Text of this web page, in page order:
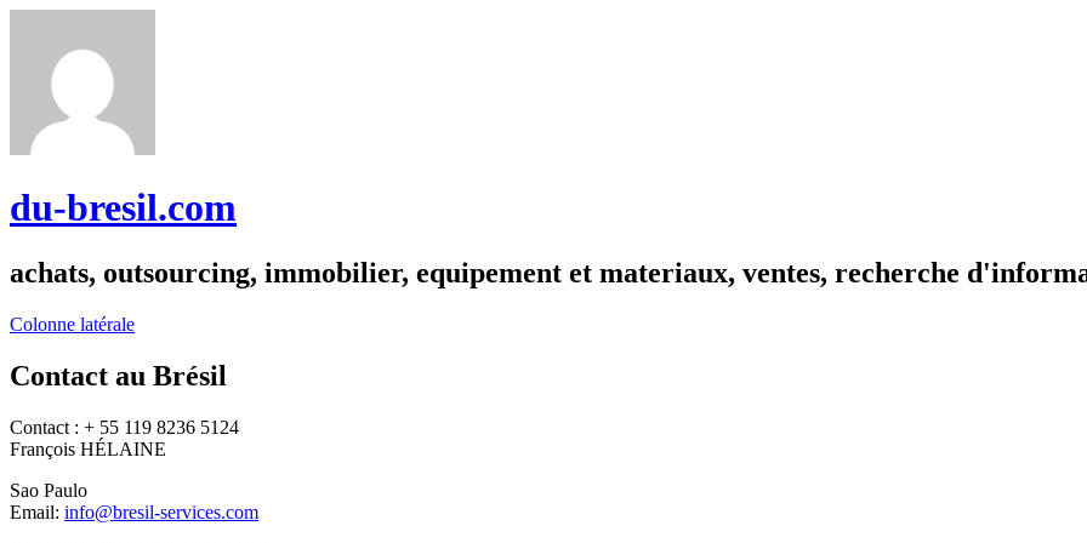
du-bresil.com
achats, outsourcing, immobilier, equipement et materiaux, ventes, recherche
Colonne latérale
Contact au Brésil
Contact : + 55 119 8236 5124
François HÉLAINE
Sao Paulo
Email: info@bresil-services.com